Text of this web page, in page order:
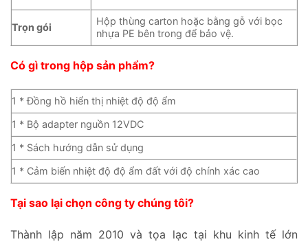
Trọn gói
Hộp thùng carton hoặc bằng gỗ với bọc
nhựa PE bên trong để bảo vệ.
Có gì trong hộp sản phẩm?
1 * Đồng hồ hiển thị nhiệt độ độ ẩm
1 * Bộ adapter nguồn 12VDC
1 * Sách hướng dẫn sử dụng
1 * Cảm biến nhiệt độ độ ẩm đất với độ chính xác cao
Tại sao lại chọn công ty chúng tôi?
Thành lập năm 2010 và tọa lạc tại khu kinh tế lớn